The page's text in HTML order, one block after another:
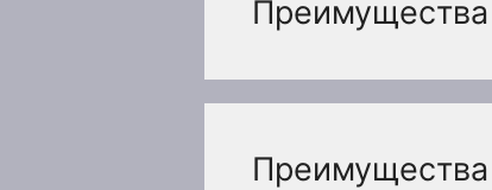
Преимущества
Преимущества